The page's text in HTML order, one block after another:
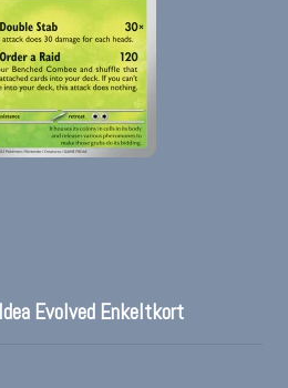
Evolved Enkeltkort